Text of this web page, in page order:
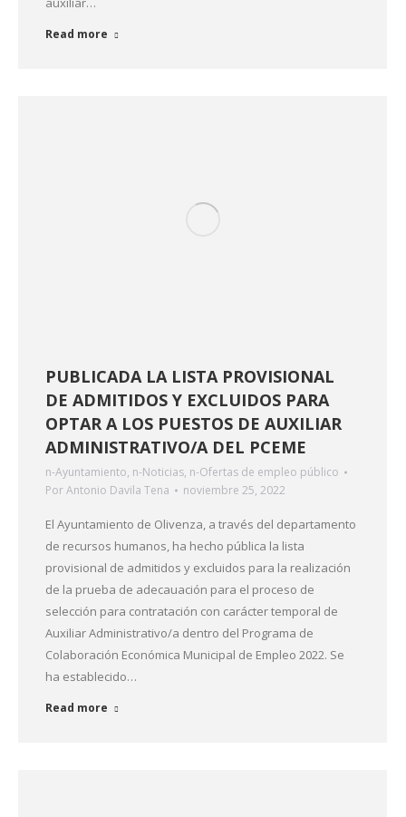
Read more
PUBLICADA LA LISTA PROVISIONAL
DE ADMITIDOS Y EXCLUIDOS PARA
OPTAR A LOS PUESTOS DE AUXILIAR
ADMINISTRATIVO/A DEL PCEME
n-Ayuntamiento, n-Noticias, n-Ofertas de empleo público
PorAntonio Davila Tena noviembre 25, 2022
El Ayuntamiento de Olivenza, a través del departamento
de recursos humanos, ha hecho pública la lista
provisional de admitidos y excluidos para la realización
de la prueba de adecauación para el proceso de
selección para contratación con carácter temporal de
Auxiliar Administrativo/a dentro del Programa de
Colaboración Económica Municipal de Empleo 2022. Se
ha establecido…
Read more